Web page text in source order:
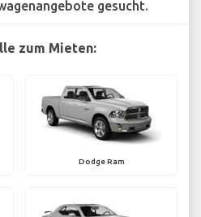
gesucht.
zum Mieten:
Dodge Ram